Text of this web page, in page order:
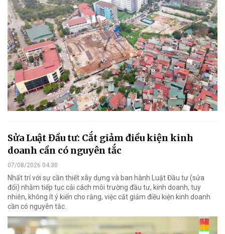
Sửa Luật Đầu tư: Cắt giảm điều kiện kinh
doanh cần có nguyên tắc
07/08/2026 04:30
Nhất trí với sự cần thiết xây dựng và ban hành Luật Đầu tư (sửa
đổi) nhằm tiếp tục cải cách môi trường đầu tư, kinh doanh, tuy
nhiên, không ít ý kiến cho rằng, việc cắt giảm điều kiện kinh doanh
cần có nguyên tắc.